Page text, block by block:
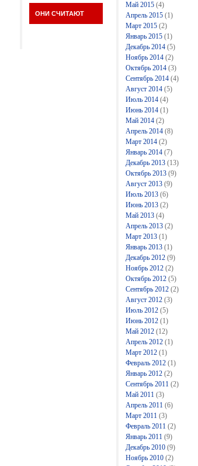
ОНИ СЧИТАЮТ
Май 2015 (4)
Апрель 2015 (1)
Март 2015 (2)
Январь 2015 (1)
Декабрь 2014 (5)
Ноябрь 2014 (2)
Октябрь 2014 (3)
Сентябрь 2014 (4)
Август 2014 (5)
Июль 2014 (4)
Июнь 2014 (1)
Май 2014 (2)
Апрель 2014 (8)
Март 2014 (2)
Январь 2014 (7)
Декабрь 2013 (13)
Октябрь 2013 (9)
Август 2013 (9)
Июль 2013 (6)
Июнь 2013 (2)
Май 2013 (4)
Апрель 2013 (2)
Март 2013 (1)
Январь 2013 (1)
Декабрь 2012 (9)
Ноябрь 2012 (2)
Октябрь 2012 (5)
Сентябрь 2012 (2)
Август 2012 (3)
Июль 2012 (5)
Июнь 2012 (1)
Май 2012 (12)
Апрель 2012 (1)
Март 2012 (1)
Февраль 2012 (1)
Январь 2012 (2)
Сентябрь 2011 (2)
Май 2011 (3)
Апрель 2011 (6)
Март 2011 (3)
Февраль 2011 (2)
Январь 2011 (9)
Декабрь 2010 (9)
Ноябрь 2010 (2)